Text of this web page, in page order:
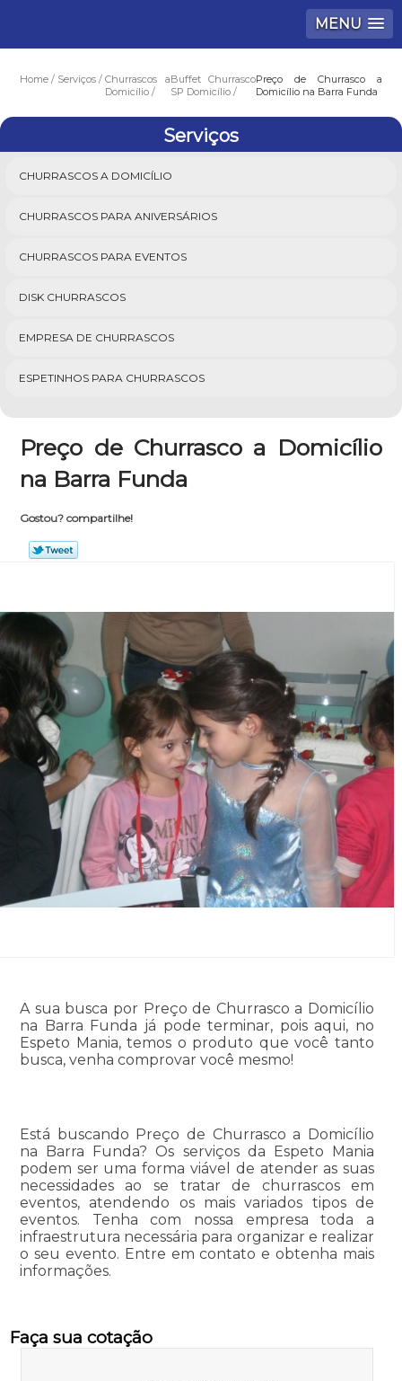
MENU
Home Serviços
Churrascos a
Domicílio
Buffet Churrasco
SP Domicílio
Preço de Churrasco a
Domicílio na Barra Funda
Serviços
CHURRASCOS A DOMICÍLIO
CHURRASCOS PARA ANIVERSÁRIOS
CHURRASCOS PARA EVENTOS
DISK CHURRASCOS
EMPRESA DE CHURRASCOS
ESPETINHOS PARA CHURRASCOS
Preço de Churrasco a Domicílio
na Barra Funda
Gostou? compartilhe!
A sua busca por Preço de Churrasco a Domicílio
na Barra Funda já pode terminar, pois aqui, no
Espeto Mania, temos o produto que você tanto
busca, venha comprovar você mesmo!
Está buscando Preço de Churrasco a Domicílio
na Barra Funda? Os serviços da Espeto Mania
podem ser uma forma viável de atender as suas
necessidades ao se tratar de churrascos em
eventos, atendendo os mais variados tipos de
eventos. Tenha com nossa empresa toda a
infraestrutura necessária para organizar e realizar
o seu evento. Entre em contato e obtenha mais
informações.
Faça sua cotação